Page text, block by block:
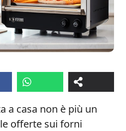
a casa non è più un
offerte sui forni